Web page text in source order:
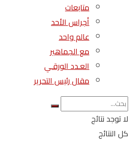
متابعات
أجراس الأحد
عالم واحد
مع الجماهير
العـدد الورقـي
مقال رئيس التحرير
لا توجد نتائج
كل النتائج